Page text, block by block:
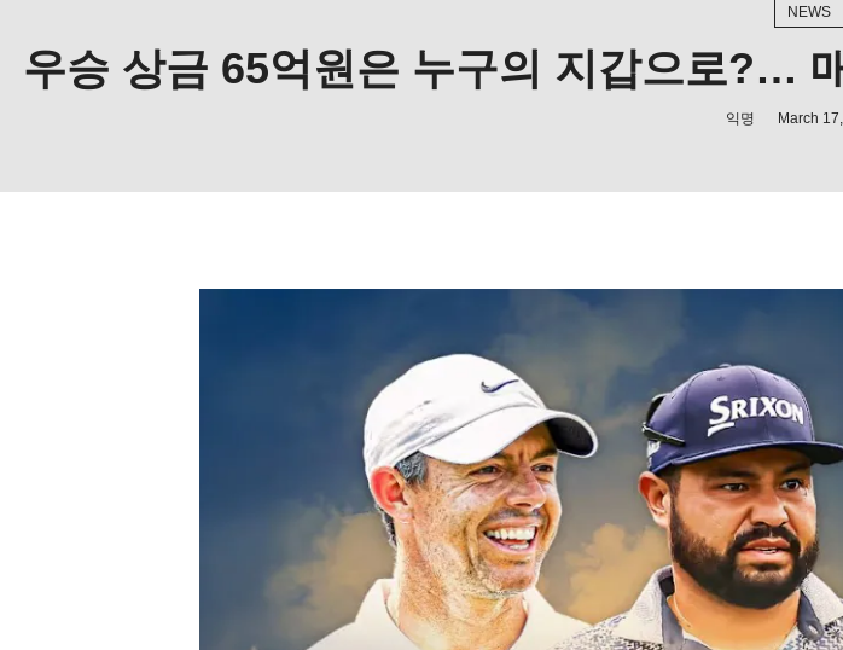
NEWS
우승 상금 65억원은 누구의 지갑으로?…
익명 March